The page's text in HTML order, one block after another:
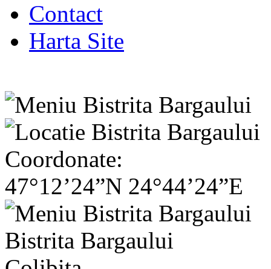
Contact
Harta Site
Coordonate:
47°12’24”N 24°44’24”E
Bistrita Bargaului